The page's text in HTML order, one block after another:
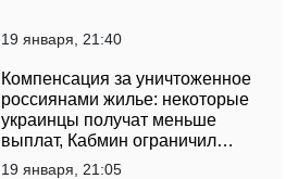
19 января, 21:40
Компенсация за уничтоженное
россиянами жилье: некоторые
украинцы получат меньше
выплат, Кабмин ограничил
площадь
19 января, 21:05